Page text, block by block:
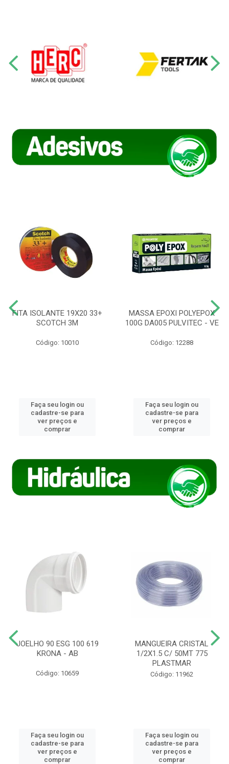
FITA ISOLANTE 19X20 33+
SCOTCH 3M
Código: 10010
Faça seu login ou
cadastre-se para
ver preços e
comprar
MASSA EPOXI POLYEPOX
100G DA005 PULVITEC - VE
Código: 12288
Faça seu login ou
cadastre-se para
ver preços e
comprar
JOELHO 90 ESG 100 619
KRONA - AB
Código: 10659
Faça seu login ou
cadastre-se para
ver preços e
comprar
MANGUEIRA CRISTAL
1/2X1.5 C/ 50MT 775
PLASTMAR
Código: 11962
Faça seu login ou
cadastre-se para
ver preços e
comprar